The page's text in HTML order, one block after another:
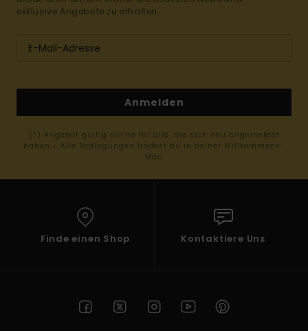
exklusive Angebote zu erhalten.
Anmelden
(*) Angebot gültig online für alle, die sich neu angemeldet
haben - Alle Bedingungen findest du in deiner Willkommens-
Mail
Finde einen Shop Kontaktiere Uns